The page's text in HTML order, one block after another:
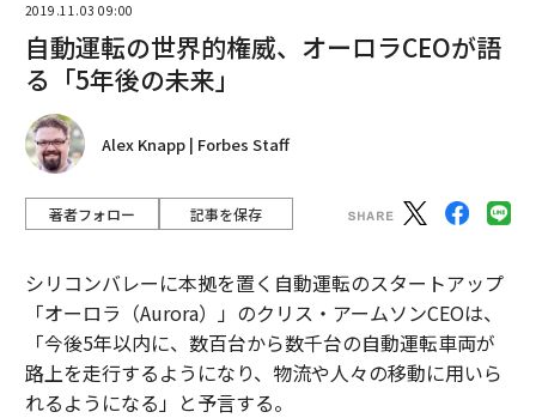
2019.11.03 09:00
自動運転の世界的権威、オーロラCEOが語
る「5年後の未来」
Alex Knapp | Forbes Staff
著者フォロー 記事を保存
シリコンバレーに本拠を置く自動運転のスタートアップ
「オーロラ（Aurora）」のクリス・アームソンCEOは、
「今後5年以内に、数百台から数千台の自動運転車両が
路上を走行するようになり、物流や人々の移動に用いら
れるようになる」と予言する。